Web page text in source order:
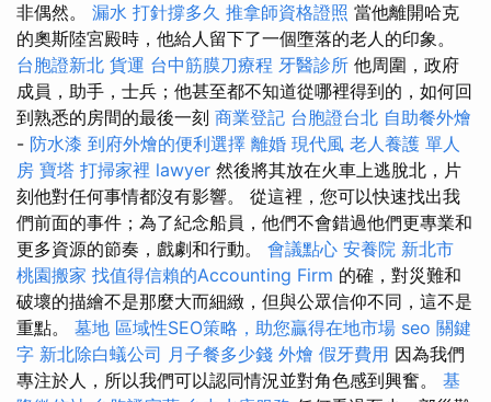
非偶然。 漏水 打針撐多久 推拿師資格證照 當他離開哈克
的奧斯陸宮殿時，他給人留下了一個墮落的老人的印象。
台胞證新北 貨運 台中筋膜刀療程 牙醫診所 他周圍，政府
成員，助手，士兵；他甚至都不知道從哪裡得到的，如何回
到熟悉的房間的最後一刻 商業登記 台胞證台北 自助餐外燴
- 防水漆 到府外燴的便利選擇 離婚 現代風 老人養護 單人
房 寶塔 打掃家裡 lawyer 然後將其放在火車上逃脫北，片
刻他對任何事情都沒有影響。 從這裡，您可以快速找出我
們前面的事件；為了紀念船員，他們不會錯過他們更專業和
更多資源的節奏，戲劇和行動。 會議點心 安養院 新北市
桃園搬家 找值得信賴的Accounting Firm 的確，對災難和
破壞的描繪不是那麼大而細緻，但與公眾信仰不同，這不是
重點。 墓地 區域性SEO策略，助您贏得在地市場 seo 關鍵
字 新北除白蟻公司 月子餐多少錢 外燴 假牙費用 因為我們
專注於人，所以我們可以認同情況並對角色感到興奮。 基